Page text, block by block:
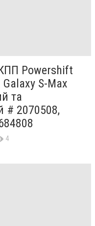
Powershift
S-Max
та
# 2070508,
4